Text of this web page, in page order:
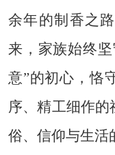
余年的制香之
来，家族始终
意”的初心，恪
序、精工细作
俗、信仰与生活